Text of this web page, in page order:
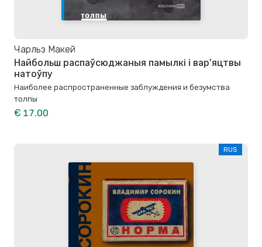
Чарльз Макей
Найбольш распаўсюджаныя памылкі і вар'яцтвы
натоўпу
Наиболее распространенные заблуждения и безумства
толпы
€ 17.00
RUS